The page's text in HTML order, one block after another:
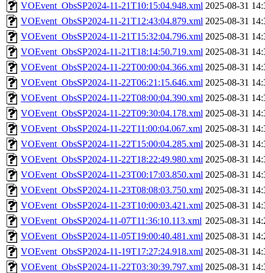
VOEvent_ObsSP2024-11-21T10:15:04.948.xml 2025-08-31
VOEvent_ObsSP2024-11-21T12:43:04.879.xml 2025-08-31
VOEvent_ObsSP2024-11-21T15:32:04.796.xml 2025-08-31
VOEvent_ObsSP2024-11-21T18:14:50.719.xml 2025-08-31
VOEvent_ObsSP2024-11-22T00:00:04.366.xml 2025-08-31
VOEvent_ObsSP2024-11-22T06:21:15.646.xml 2025-08-31
VOEvent_ObsSP2024-11-22T08:00:04.390.xml 2025-08-31
VOEvent_ObsSP2024-11-22T09:30:04.178.xml 2025-08-31
VOEvent_ObsSP2024-11-22T11:00:04.067.xml 2025-08-31
VOEvent_ObsSP2024-11-22T15:00:04.285.xml 2025-08-31
VOEvent_ObsSP2024-11-22T18:22:49.980.xml 2025-08-31
VOEvent_ObsSP2024-11-23T00:17:03.850.xml 2025-08-31
VOEvent_ObsSP2024-11-23T08:08:03.750.xml 2025-08-31
VOEvent_ObsSP2024-11-23T10:00:03.421.xml 2025-08-31
VOEvent_ObsSP2024-11-07T11:36:10.113.xml 2025-08-31
VOEvent_ObsSP2024-11-05T19:00:40.481.xml 2025-08-31
VOEvent_ObsSP2024-11-19T17:27:24.918.xml 2025-08-31
VOEvent_ObsSP2024-11-22T03:30:39.797.xml 2025-08-31